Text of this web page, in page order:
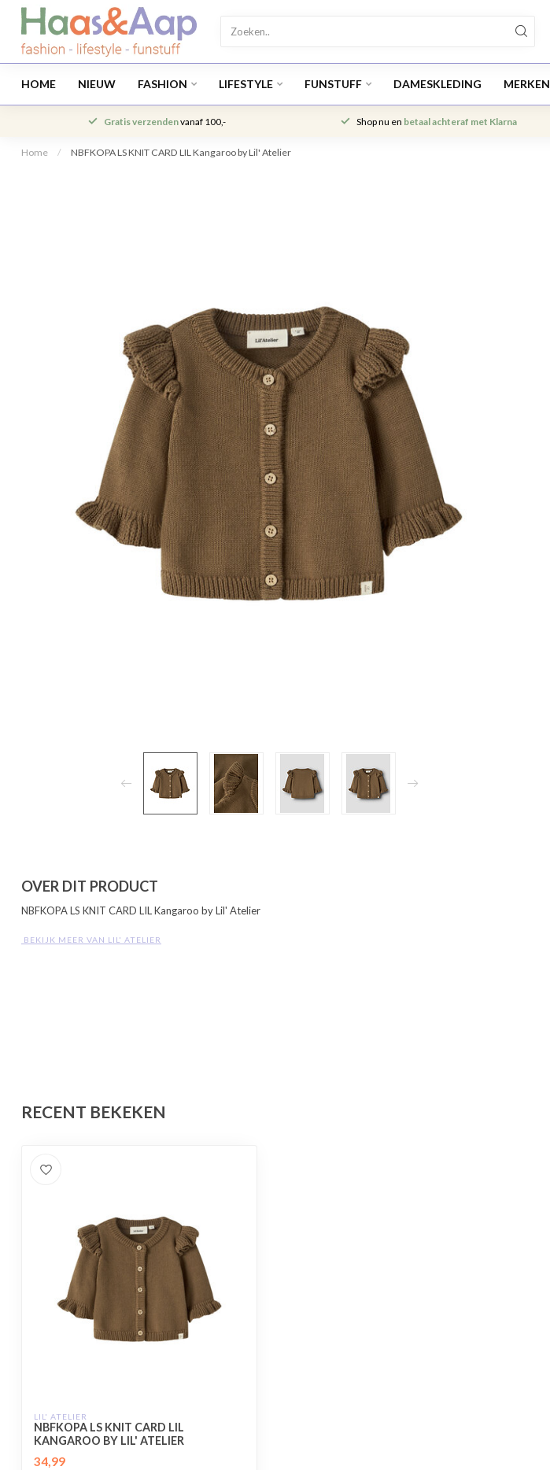
HOME NIEUW FASHION LIFESTYLE FUNSTUFF DAMESKLEDING MERKEN
Gratis verzendenvanaf 100,- Shop nu en betaal achteraf met Klarna
Home / NBFKOPA LS KNIT CARD LIL Kangaroo by Lil' Atelier
OVER DIT PRODUCT
NBFKOPA LS KNIT CARD LIL Kangaroo by Lil' Atelier
BEKIJK MEER VAN LIL' ATELIER
RECENT BEKEKEN
LIL' ATELIER
NBFKOPA LS KNIT CARD LIL
KANGAROO BY LIL' ATELIER
34,99